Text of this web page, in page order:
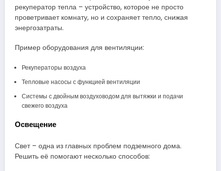
рекуператор тепла – устройство, которое не просто
проветривает комнату, но и сохраняет тепло, снижая
энергозатраты.
Пример оборудования для вентиляции:
Рекуператоры воздуха
Тепловые насосы с функцией вентиляции
Системы с двойным воздуховодом для вытяжки и подачи
свежего воздуха
Освещение
Свет – одна из главных проблем подземного дома.
Решить её помогают несколько способов: